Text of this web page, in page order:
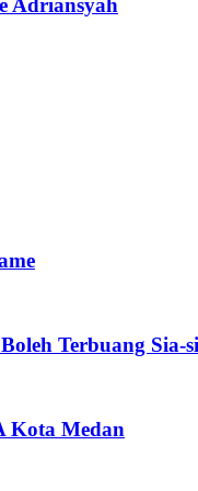
Adriansyah
Terbuang Sia-
Kota Medan